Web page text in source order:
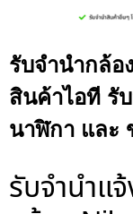
รับจำนำกล้อ
สินค้าไอที รั
นาฬิกา และ
รับจํานําแ